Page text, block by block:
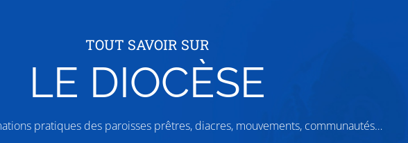
TOUT SAVOIR SUR
LE DIOCÈSE
pratiques des paroisses prêtres, diacres, mouvements, communautés…